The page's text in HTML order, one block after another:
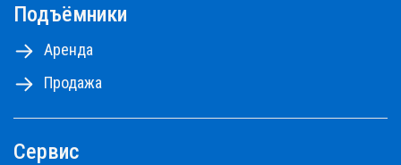
Подъёмники
Аренда
Продажа
Сервис